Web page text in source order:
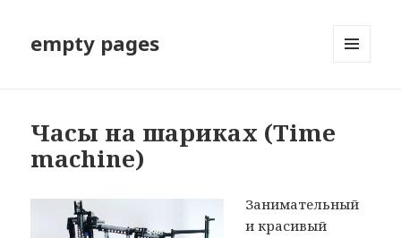
empty pages
Часы на шариках (Time
machine)
Занимательный
и красивый